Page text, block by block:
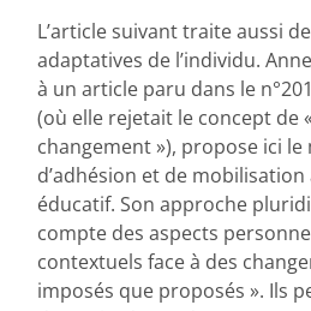
L’article suivant traite aussi
adaptatives de l’individu.
à un article paru dans le
(où elle rejetait le concept de
changement »), propose ici
d’adhésion et de
éducatif. Son approche
compte des aspects
contextuels face à des
imposés que proposés ». Ils